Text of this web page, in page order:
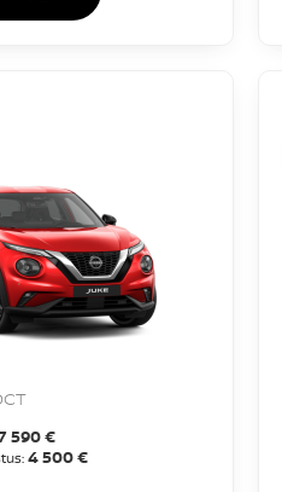
590 €
4 500 €